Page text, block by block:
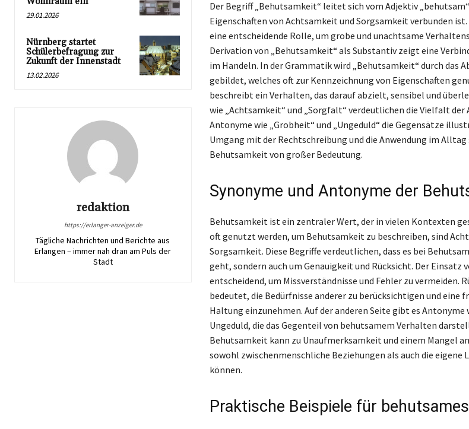
29.01.2026
Nürnberg startet
Schülerbefragung zur
Zukunft der Innenstadt
13.02.2026
redaktion
https://erlanger-anzeiger.de
Tägliche Nachrichten und Berichte aus
Erlangen – immer nah dran am Puls der
Stadt
Der Begriff „Behutsamkeit“ leitet sich vom Adjektiv
Eigenschaften von Achtsamkeit und Sorgsamkeit verbunden
eine entscheidende Rolle, um grobe und unachtsame
Derivation von „Behutsamkeit“ als Substantiv zeigt eine
im Handeln. In der Grammatik wird „Behutsamkeit“ durch das
gebildet, welches oft zur Kennzeichnung von Eigenschaften
beschreibt ein Verhalten, das darauf abzielt, sensibel und
wie „Achtsamkeit“ und „Sorgfalt“ verdeutlichen die Vielfalt der
Antonyme wie „Grobheit“ und „Ungeduld“ die Gegensätze
Umgang mit der Rechtschreibung und die Anwendung im Alltag
Behutsamkeit von großer Bedeutung.
Synonyme und Antonyme der
Behutsamkeit ist ein zentraler Wert, der in vielen Kontexten
oft genutzt werden, um Behutsamkeit zu beschreiben, sind
Sorgsamkeit. Diese Begriffe verdeutlichen, dass es bei
geht, sondern auch um Genauigkeit und Rücksicht. Der Einsatz
entscheidend, um Missverständnisse und Fehler zu vermeiden.
bedeutet, die Bedürfnisse anderer zu berücksichtigen und eine
Haltung einzunehmen. Auf der anderen Seite gibt es Antonyme
Ungeduld, die das Gegenteil von behutsamem Verhalten
Behutsamkeit kann zu Unaufmerksamkeit und einem Mangel
sowohl zwischenmenschliche Beziehungen als auch die eigene
können.
Praktische Beispiele für